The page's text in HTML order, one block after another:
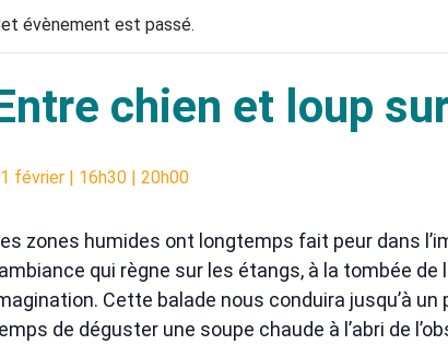
évènement est passé.
chien et loup
février | 16h30 | 20h00
zones humides ont longtemps fait peur dans
qui règne sur les étangs, à la tombée
Cette balade nous conduira jusqu’à
de déguster une soupe chaude à l’abri de